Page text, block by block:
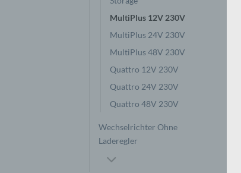
MultiPlus 12V 230V
MultiPlus 24V 230V
MultiPlus 48V 230V
Quattro 12V 230V
Quattro 24V 230V
Quattro 48V 230V
Wechselrichter Ohne
Laderegler
MultiPlus 12/800/35-16
MultiPlus 12/500/20-16